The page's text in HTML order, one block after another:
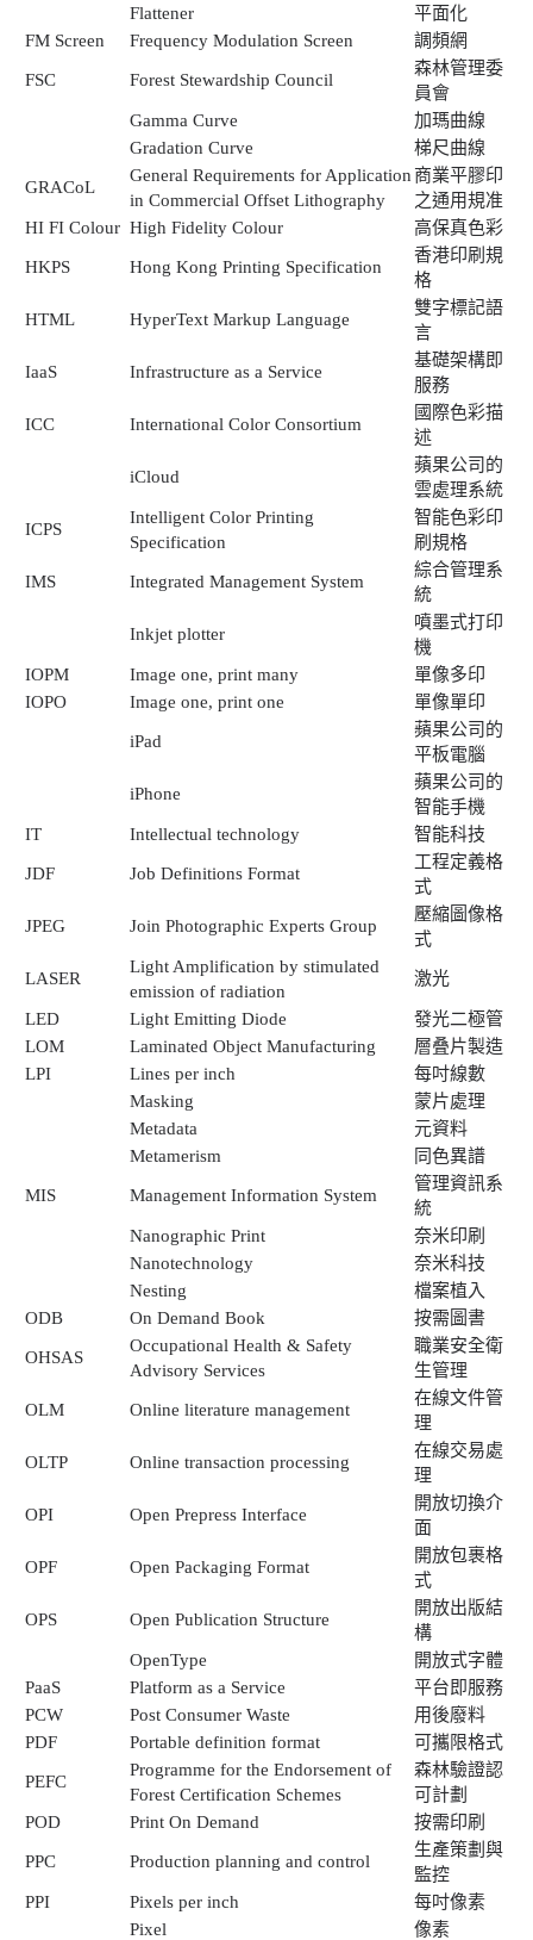
Flattener
平面化
FM Screen
Frequency Modulation Screen 調頻網
FSC Forest Stewardship Council
森林管理委
員會
Gamma Curve
加瑪曲線
Gradation Curve
梯尺曲線
GRACoL
General Requirements for Application
in Commercial Offset Lithography
商業平膠印
之通用規准
HI FI Colour High Fidelity Colour 高保真色彩
HKPS Hong Kong Printing Specification
香港印刷規
格
HTML HyperText Markup Language
雙字標記語
言
IaaS Infrastructure as a Service
基礎架構即
服務
ICC International Color Consortium
國際色彩描
述
iCloud
蘋果公司的
雲處理系統
ICPS
Intelligent Color Printing
Specification
智能色彩印
刷規格
IMS Integrated Management System
綜合管理系
統
Inkjet plotter
噴墨式打印
機
IOPM
Image one, print many
單像多印
IOPO
Image one, print one 單像單印
iPad
蘋果公司的
平板電腦
iPhone
蘋果公司的
智能手機
IT
Intellectual technology 智能科技
JDF Job Definitions Format
工程定義格
式
JPEG Join Photographic Experts Group
壓縮圖像格
式
LASER
Light Amplification by stimulated
emission of radiation
激光
LED Light Emitting Diode
發光二極管
LOM
Laminated Object Manufacturing
層叠片製造
LPI
Lines per inch
每吋線數
Masking
蒙片處理
Metadata
元資料
Metamerism
同色異譜
MIS Management Information System
管理資訊系
統
Nanographic Print
奈米印刷
Nanotechnology
奈米科技
Nesting
檔案植入
ODB
On Demand Book 按需圖書
OHSAS
Occupational Health & Safety
Advisory Services
職業安全衛
生管理
OLM Online literature management
在線文件管
理
OLTP Online transaction processing
在線交易處
理
OPI Open Prepress Interface
開放切換介
面
OPF Open Packaging Format
開放包裹格
式
OPS Open Publication Structure
開放出版結
構
OpenType
開放式字體
PaaS
Platform as a Service
平台即服務
PCW
Post Consumer Waste
用後廢料
PDF
Portable definition format 可攜限格式
PEFC
Programme for the Endorsement of
Forest Certification Schemes
森林驗證認
可計劃
POD
Print On Demand 按需印刷
PPC Production planning and control
生產策劃與
監控
PPI
Pixels per inch
每吋像素
Pixel
像素